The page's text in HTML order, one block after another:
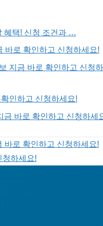
혜택! 신청 조건과 …
바로 확인하고 신청하세요!
지금 바로 확인하고 신청하
인하고 신청하세요!
바로 확인하고 신청하세
바로 확인하고 신청하세요!
하세요!